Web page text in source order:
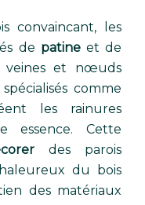
convaincant, les
de patineet de
et nœuds
comme
les rainures
essence. Cette
des parois
du bois
des matériaux